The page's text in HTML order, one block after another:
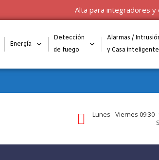
Energía
Detección
de fuego
Alarmas /
y Casa inteligente
Lunes - Viernes 09:30
Alta para integradores